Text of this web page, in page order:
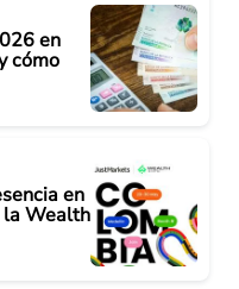
en
cómo
en
la Wealth